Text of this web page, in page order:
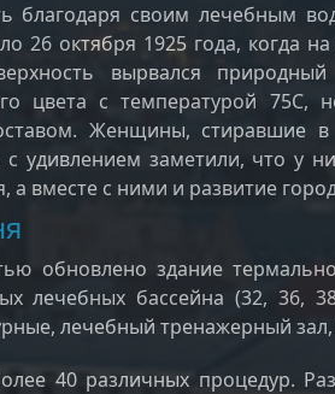
благодаря своим лечебным
26 октября 1925 года, когда
вырвался
цвета с температурой 75С,
Женщины, стиравшие
удивлением заметили, что у
а вместе с ними и развитие
обновлено здание
лечебных бассейна (32, 36,
лечебный тренажерный
40 различных процедур.